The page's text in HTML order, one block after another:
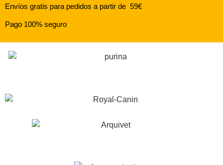
Envíos gratis para pedidos a partir de 59€
Pago 100% seguro